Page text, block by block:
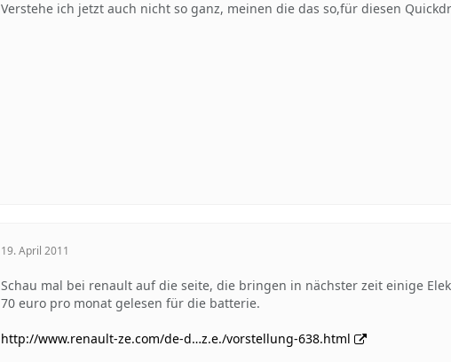
Verstehe ich jetzt auch nicht so ganz, meinen die das so,für diesen
19. April 2011
Schau mal bei renault auf die seite, die bringen in nächster zeit einige
70 euro pro monat gelesen für die batterie.
http://www.renault-ze.com/de-d…z.e./vorstellung-638.html